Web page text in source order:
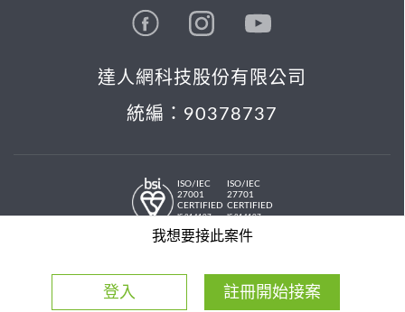
我想要接此案件
登入 註冊開始接案
達人網科技股份有限公司
統編：90378737
ISO/IEC
27001
CERTIFIED
IS 814197
ISO/IEC
27701
CERTIFIED
IS 814197
© 2026 PRO36O. All rights reserved.